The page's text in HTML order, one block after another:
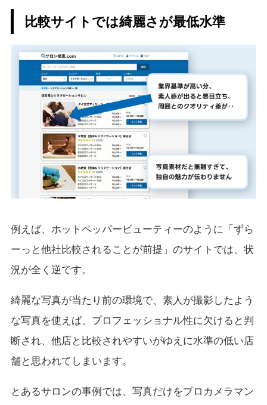
比較サイトでは綺麗さが最低水準
例えば、ホットペッパービューティーのように「ずら
ーっと他社比較されることが前提」のサイトでは、状
況が全く逆です。
綺麗な写真が当たり前の環境で、素人が撮影したよう
な写真を使えば、プロフェッショナル性に欠けると判
断され、他店と比較されやすいがゆえに水準の低い店
舗と思われてしまいます。
とあるサロンの事例では、写真だけをプロカメラマン